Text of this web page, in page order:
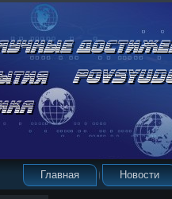
Главная Новости